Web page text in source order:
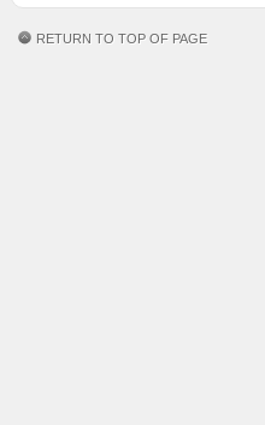
RETURN TO TOP OF PAGE